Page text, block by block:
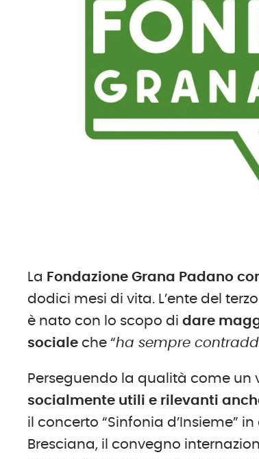
La Fondazione Grana Padano
dodici mesi di vita. L’ente del
è nato con lo scopo didare
sociale che “ha sempre
Perseguendo la qualità come un
socialmente utili e rilevanti
il concerto “Sinfonia d’Insieme”
Bresciana, il convegno